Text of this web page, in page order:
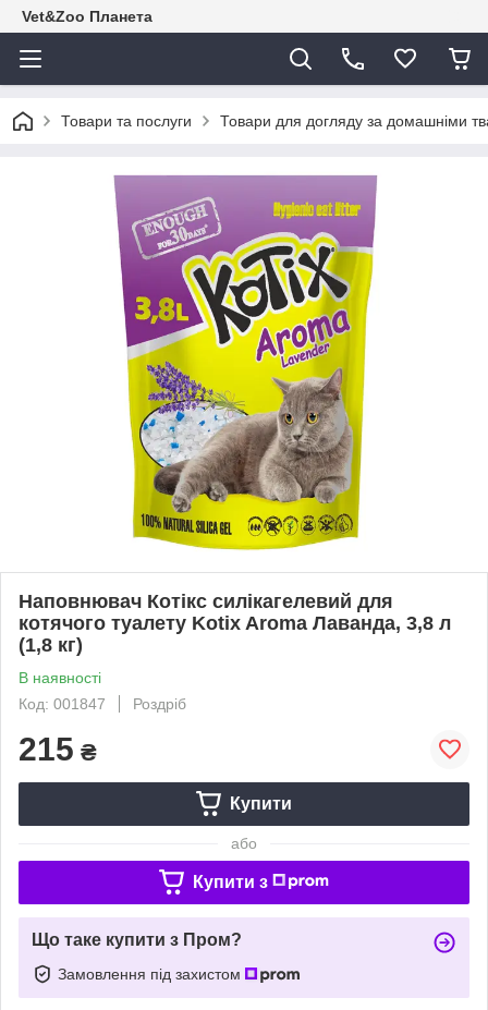
Vet&Zoo Планета
Товари та послуги Товари для догляду за домашніми
Наповнювач Котікс силікагелевий для
котячого туалету Kotix Aroma Лаванда, 3,8 л
(1,8 кг)
В наявності
Код: 001847
Роздріб
215 ₴
Купити
або
Купити з
Що таке купити з Пром?
Замовлення під захистом